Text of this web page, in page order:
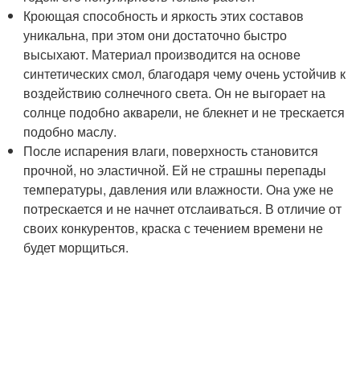
Кроющая способность и яркость этих составов
уникальна, при этом они достаточно быстро
высыхают. Материал производится на основе
синтетических смол, благодаря чему очень устойчив к
воздействию солнечного света. Он не выгорает на
солнце подобно акварели, не блекнет и не трескается
подобно маслу.
После испарения влаги, поверхность становится
прочной, но эластичной. Ей не страшны перепады
температуры, давления или влажности. Она уже не
потрескается и не начнет отслаиваться. В отличие от
своих конкурентов, краска с течением времени не
будет морщиться.